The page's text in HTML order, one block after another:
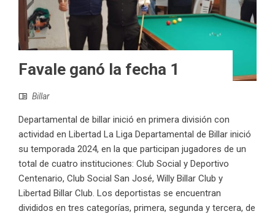
Favale ganó la fecha 1
Billar
Departamental de billar inició en primera división con
actividad en Libertad La Liga Departamental de Billar inició
su temporada 2024, en la que participan jugadores de un
total de cuatro instituciones: Club Social y Deportivo
Centenario, Club Social San José, Willy Billar Club y
Libertad Billar Club. Los deportistas se encuentran
divididos en tres categorías, primera, segunda y tercera, de